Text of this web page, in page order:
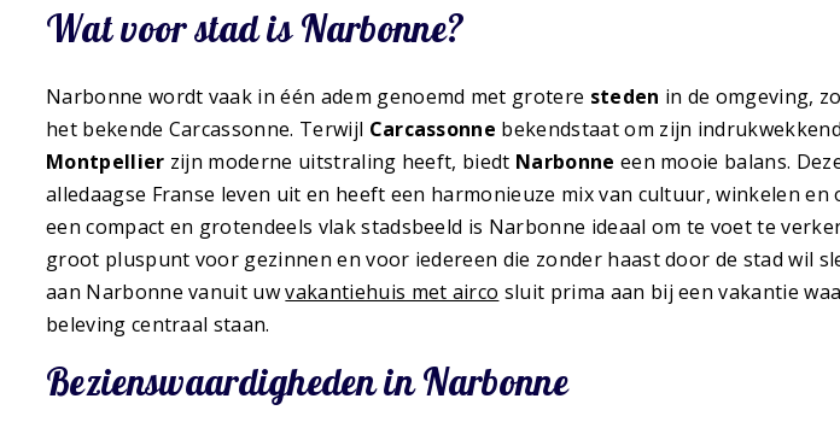
Wat voor stad is Narbonne?
Narbonne wordt vaak in één adem genoemd met grotere steden in de omgeving,
het bekende Carcassonne. Terwijl Carcassonne bekendstaat om zijn
Montpellier zijn moderne uitstraling heeft, biedt Narbonne een mooie balans.
alledaagse Franse leven uit en heeft een harmonieuze mix van cultuur, winkelen
een compact en grotendeels vlak stadsbeeld is Narbonne ideaal om te voet te
groot pluspunt voor gezinnen en voor iedereen die zonder haast door de stad wil
aan Narbonne vanuit uwvakantiehuis met airco sluit prima aan bij een vakantie
beleving centraal staan.
Bezienswaardigheden in Narbonne